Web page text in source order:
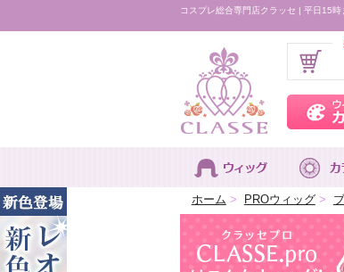
コスプレ総合専門店クラッセ | 平日15
ホーム > PROウィッグ >